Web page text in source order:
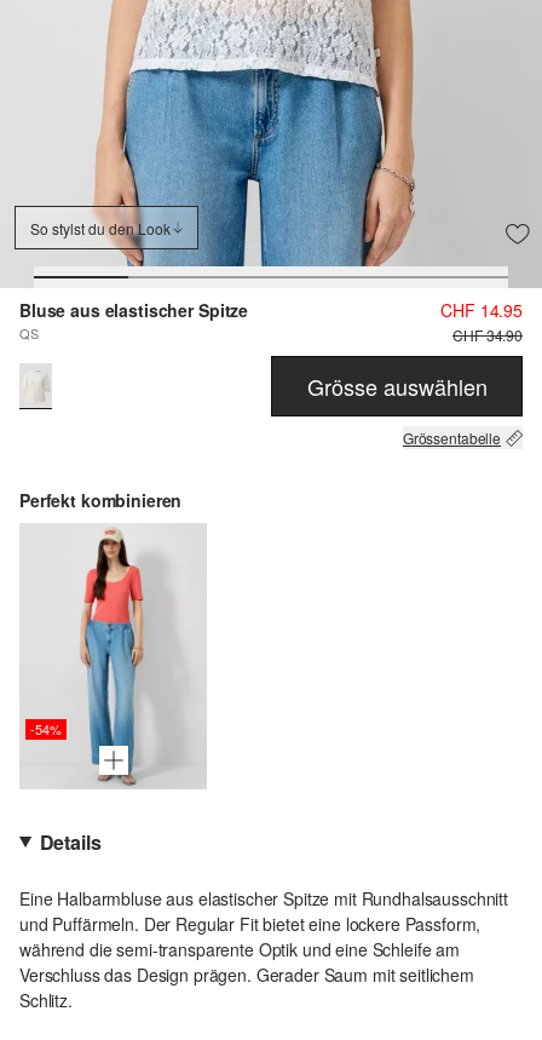
So stylst du den Look
Bluse aus elastischer Spitze
QS
CHF 14.95
CHF 34.90
Grösse auswählen
Grössentabelle
Perfekt kombinieren
-54%
Details
Eine Halbarmbluse aus elastischer Spitze mit Rundhalsausschnitt
und Puffärmeln. Der Regular Fit bietet eine lockere Passform,
während die semi-transparente Optik und eine Schleife am
Verschluss das Design prägen. Gerader Saum mit seitlichem
Schlitz.